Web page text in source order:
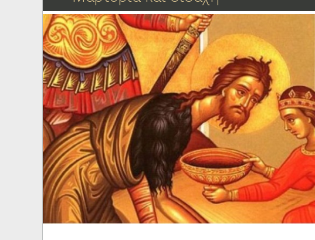
Η πίστη στην εποχή μας
Ορθόδοξη οικογένεια
Ορθόδοξο προσκυνητάριο
Σκέψεις-προβληματισμοί